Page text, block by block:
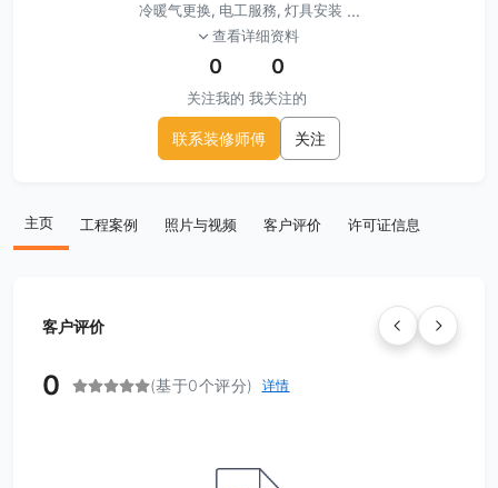
冷暖气更换, 电工服務, 灯具安装 ...
查看详细资料
0
关注我的
0
我关注的
联系装修师傅 关注
主页 工程案例 照片与视频 客户评价 许可证信息
客户评价
0 (基于0个评分) 详情